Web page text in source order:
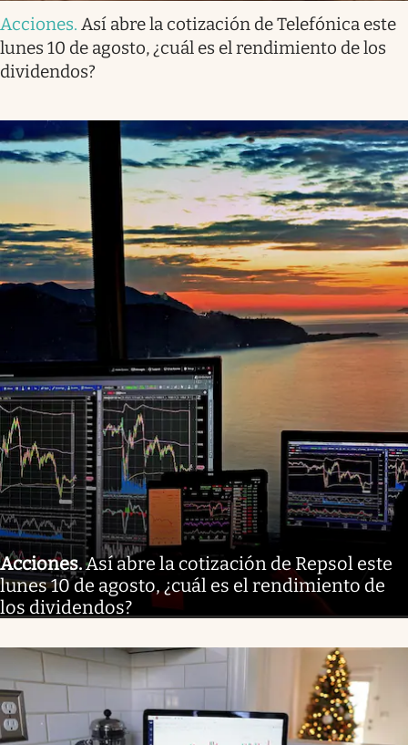
Acciones. Así abre la cotización de Telefónica este
lunes 10 de agosto, ¿cuál es el rendimiento de los
dividendos?
Acciones.Así abre la cotización de Repsol este
lunes 10 de agosto, ¿cuál es el rendimiento de
los dividendos?